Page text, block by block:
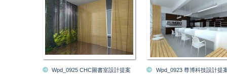
Wpd_0925 CHC圖書室設計提案 Wpd_0923 尊博科技設計提